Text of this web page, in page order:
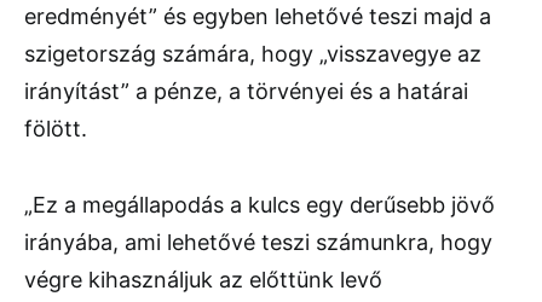
eredményét” és egyben lehetővé teszi majd a
szigetország számára, hogy „visszavegye az
irányítást” a pénze, a törvényei és a határai
fölött.
„Ez a megállapodás a kulcs egy derűsebb jövő
irányába, ami lehetővé teszi számunkra, hogy
végre kihasználjuk az előttünk levő